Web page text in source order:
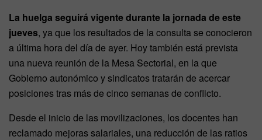
La huelga seguirá vigente durante la jornada de este
jueves, ya que los resultados de la consulta se conocieron
a última hora del día de ayer. Hoy también está prevista
una nueva reunión de la Mesa Sectorial, en la que
Gobierno autonómico y sindicatos tratarán de acercar
posiciones tras más de cinco semanas de conflicto.
Desde el inicio de las movilizaciones, los docentes han
reclamado mejoras salariales, una reducción de las ratios